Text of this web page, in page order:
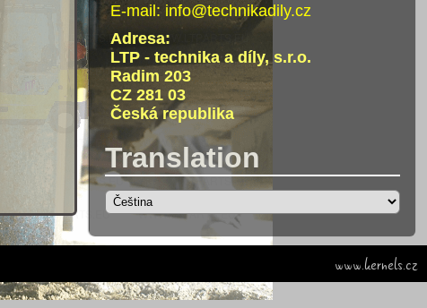
E-mail: info@technikadily.cz
Adresa:
LTP - technika a díly, s.r.o.
Radim 203
CZ 281 03
Česká republika
Translation
www.kernels.cz